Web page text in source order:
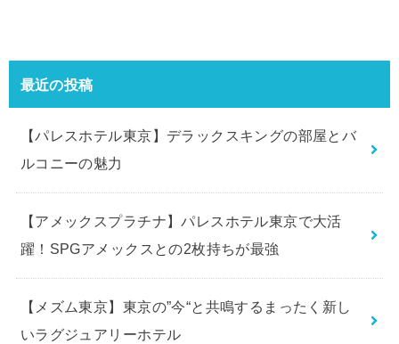
最近の投稿
【パレスホテル東京】デラックスキングの部屋とバ
ルコニーの魅力
【アメックスプラチナ】パレスホテル東京で大活
躍！SPGアメックスとの2枚持ちが最強
【メズム東京】東京の”今“と共鳴するまったく新し
いラグジュアリーホテル